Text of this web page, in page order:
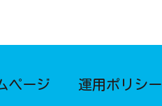
ページ 運用ポリシー